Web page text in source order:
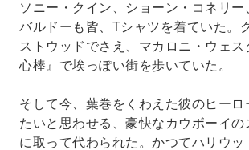
ソニー・クイン、ショーン・コネリー
バルドーも皆、Tシャツを着ていた。
ストウッドでさえ、マカロニ・ウェス
心棒』で埃っぽい街を歩いていた。
そして今、葉巻をくわえた彼のヒーロ
たいと思わせる、豪快なカウボーイの
に取って代わられた。かつてハリウ